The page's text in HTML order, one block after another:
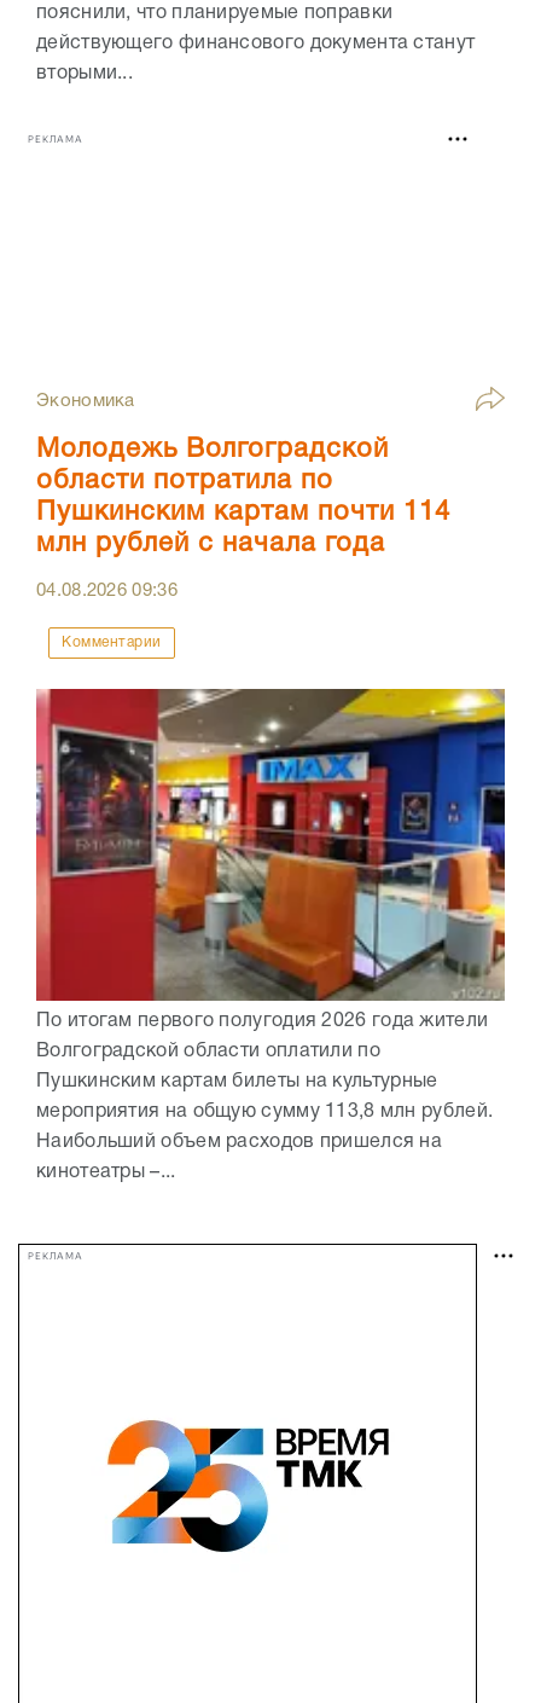
пояснили, что планируемые поправки
действующего финансового документа станут
вторыми...
РЕКЛАМА
Экономика
Молодежь Волгоградской
области потратила по
Пушкинским картам почти 114
млн рублей с начала года
04.08.202609:36
Комментарии
По итогам первого полугодия 2026 года жители
Волгоградской области оплатили по
Пушкинским картам билеты на культурные
мероприятия на общую сумму 113,8 млн рублей.
Наибольший объем расходов пришелся на
кинотеатры –...
РЕКЛАМА